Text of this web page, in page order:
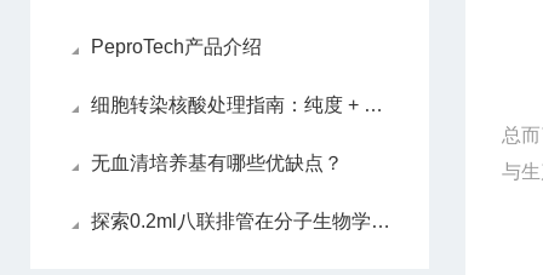
PeproTech产品介绍
细胞转染核酸处理指南：纯度 + 浓度双把控
无血清培养基有哪些优缺点？
探索0.2ml八联排管在分子生物学实验中的应用价值
总
与